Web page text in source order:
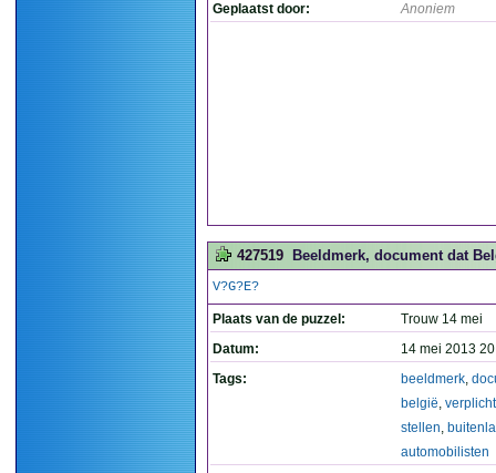
Geplaatst door: Anoniem
427519 Beeldmerk, document dat
V?G?E?
Plaats van de puzzel:
Trouw 14 mei
Datum:
14 mei 2013
Tags:
beeldmerk,
belgië, verplicht
stellen,
automobilisten